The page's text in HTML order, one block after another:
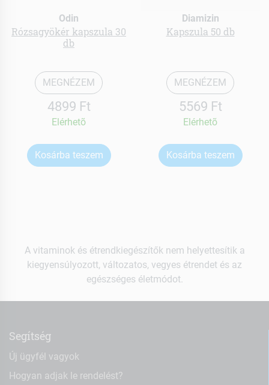
Odin
Rózsagyökér kapszula 30
db
MEGNÉZEM
4899 Ft
Elérhetõ
Kosárba teszem
Diamizin
Kapszula 50 db
MEGNÉZEM
5569 Ft
Elérhetõ
Kosárba teszem
A vitaminok és étrendkiegészítők nem helyettesítik a
kiegyensúlyozott, változatos, vegyes étrendet és az
egészséges életmódot.
Segítség
Új ügyfél vagyok
Hogyan adjak le rendelést?